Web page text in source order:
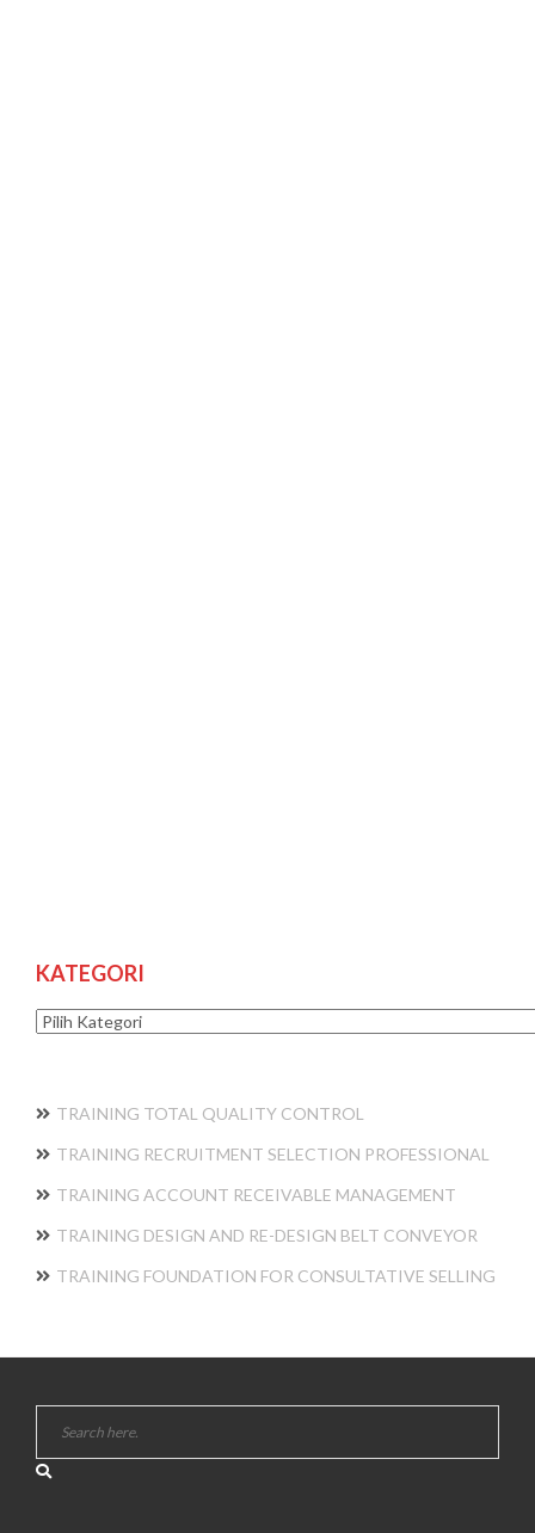
KATEGORI
Kategori
TRAINING TOTAL QUALITY CONTROL
TRAINING RECRUITMENT SELECTION PROFESSIONAL
TRAINING ACCOUNT RECEIVABLE MANAGEMENT
TRAINING DESIGN AND RE-DESIGN BELT CONVEYOR
TRAINING FOUNDATION FOR CONSULTATIVE SELLING